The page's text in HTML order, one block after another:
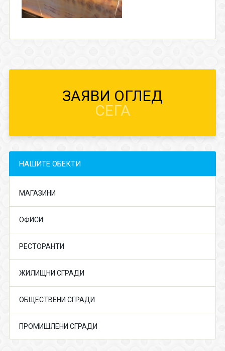
ЗАЯВИ ОГЛЕД
СЕГА
НАШИТЕ ОБЕКТИ
МАГАЗИНИ
ОФИСИ
РЕСТОРАНТИ
ЖИЛИЩНИ СГРАДИ
ОБЩЕСТВЕНИ СГРАДИ
ПРОМИШЛЕНИ СГРАДИ